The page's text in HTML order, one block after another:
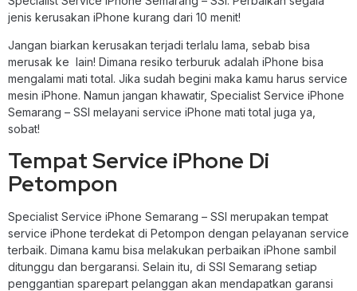
jenis kerusakan iPhone kurang dari 10 menit!
Jangan biarkan kerusakan terjadi terlalu lama, sebab bisa
merusak ke lain! Dimana resiko terburuk adalah iPhone bisa
mengalami mati total. Jika sudah begini maka kamu harus service
mesin iPhone. Namun jangan khawatir, Specialist Service iPhone
Semarang – SSI melayani service iPhone mati total juga ya,
sobat!
Tempat Service iPhone Di
Petompon
Specialist Service iPhone Semarang – SSI merupakan tempat
service iPhone terdekat di Petompon dengan pelayanan service
terbaik. Dimana kamu bisa melakukan perbaikan iPhone sambil
ditunggu dan bergaransi. Selain itu, di SSI Semarang setiap
penggantian sparepart pelanggan akan mendapatkan garansi